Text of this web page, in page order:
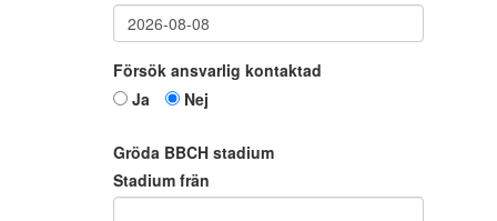
Försök ansvarlig kontaktad
Ja
Nej
Gröda BBCH stadium
Stadium frän